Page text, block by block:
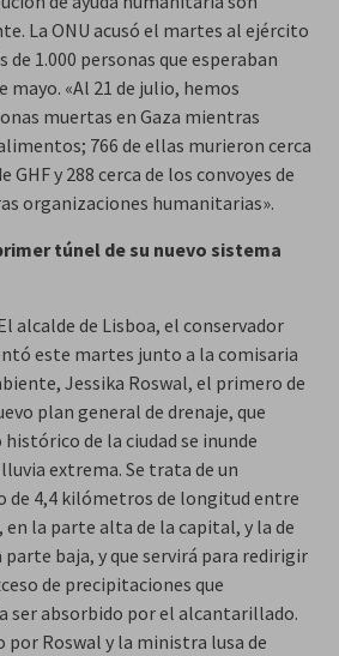
La ONU acusó el martes al ejército
de 1.000 personas que esperaban
mayo. «Al 21 de julio, hemos
muertas en Gaza mientras
766 de ellas murieron cerca
GHF y 288 cerca de los convoyes de
organizaciones humanitarias».
túnel de su nuevo sistema
alcalde de Lisboa, el conservador
este martes junto a la comisaria
Jessika Roswal, el primero de
plan general de drenaje, que
de la ciudad se inunde
extrema. Se trata de un
de 4,4 kilómetros de longitud entre
en la parte alta de la capital, y la de
baja, y que servirá para redirigir
de precipitaciones que
ser absorbido por el alcantarillado.
por Roswal y la ministra lusa de